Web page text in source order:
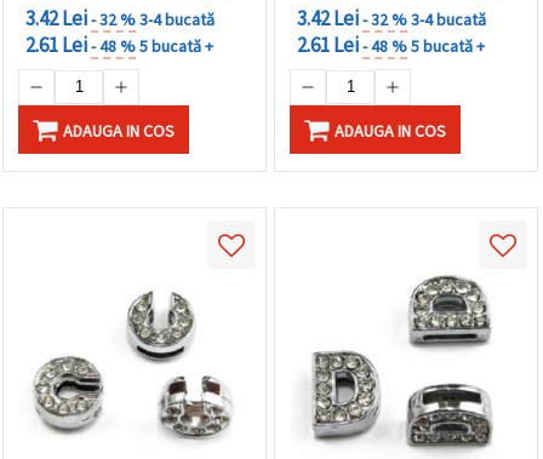
3.42 Lei- 32 %3-4 bucată
2.61 Lei- 48 %5 bucată +
ADAUGA IN COS
3.42 Lei- 32 %3-4 bucată
2.61 Lei- 48 %5 bucată +
ADAUGA IN COS